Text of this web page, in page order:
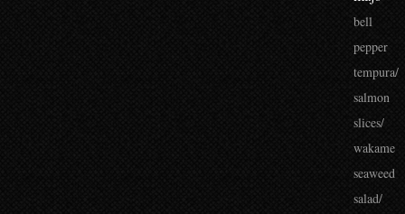
bell
pepper
tempura/
salmon
slices/
wakame
seaweed
salad/